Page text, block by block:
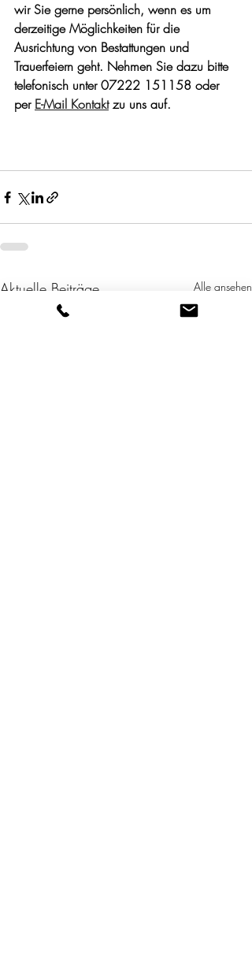
wir Sie gerne persönlich, wenn es um
derzeitige Möglichkeiten für die
Ausrichtung von Bestattungen und
Trauerfeiern geht. Nehmen Sie dazu bitte
telefonisch unter 07222 151158 oder
per E-Mail Kontakt zu uns auf.
Aktuelle Beiträge Alle ansehen